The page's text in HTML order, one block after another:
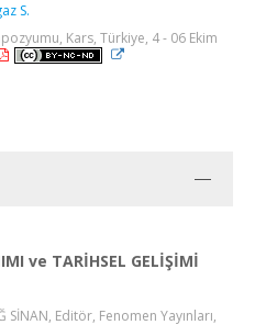
S.
Kars, Türkiye, 4 - 06 Ekim
ve TARİHSEL GELİŞİMİ
SİNAN, Editör, Fenomen Yayınları,